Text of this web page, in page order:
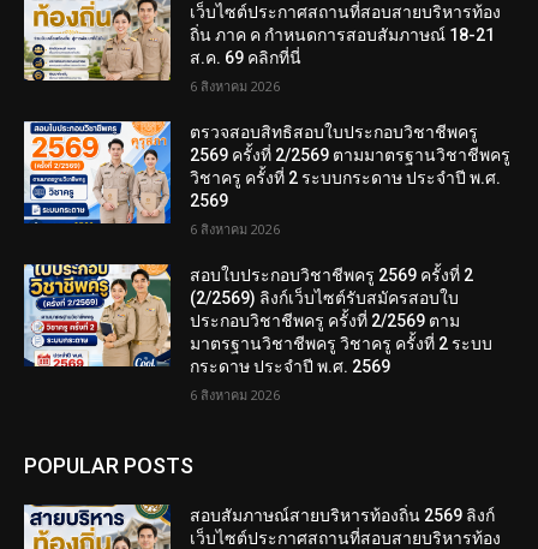
เว็บไซต์ประกาศสถานที่สอบสายบริหารท้อง
ถิ่น ภาค ค กำหนดการสอบสัมภาษณ์ 18-21
ส.ค. 69 คลิกที่นี่
6 สิงหาคม 2026
ตรวจสอบสิทธิสอบใบประกอบวิชาชีพครู
2569 ครั้งที่ 2/2569 ตามมาตรฐานวิชาชีพครู
วิชาครู ครั้งที่ 2 ระบบกระดาษ ประจำปี พ.ศ.
2569
6 สิงหาคม 2026
สอบใบประกอบวิชาชีพครู 2569 ครั้งที่ 2
(2/2569) ลิงก์เว็บไซต์รับสมัครสอบใบ
ประกอบวิชาชีพครู ครั้งที่ 2/2569 ตาม
มาตรฐานวิชาชีพครู วิชาครู ครั้งที่ 2 ระบบ
กระดาษ ประจำปี พ.ศ. 2569
6 สิงหาคม 2026
POPULAR POSTS
สอบสัมภาษณ์สายบริหารท้องถิ่น 2569 ลิงก์
เว็บไซต์ประกาศสถานที่สอบสายบริหารท้อง